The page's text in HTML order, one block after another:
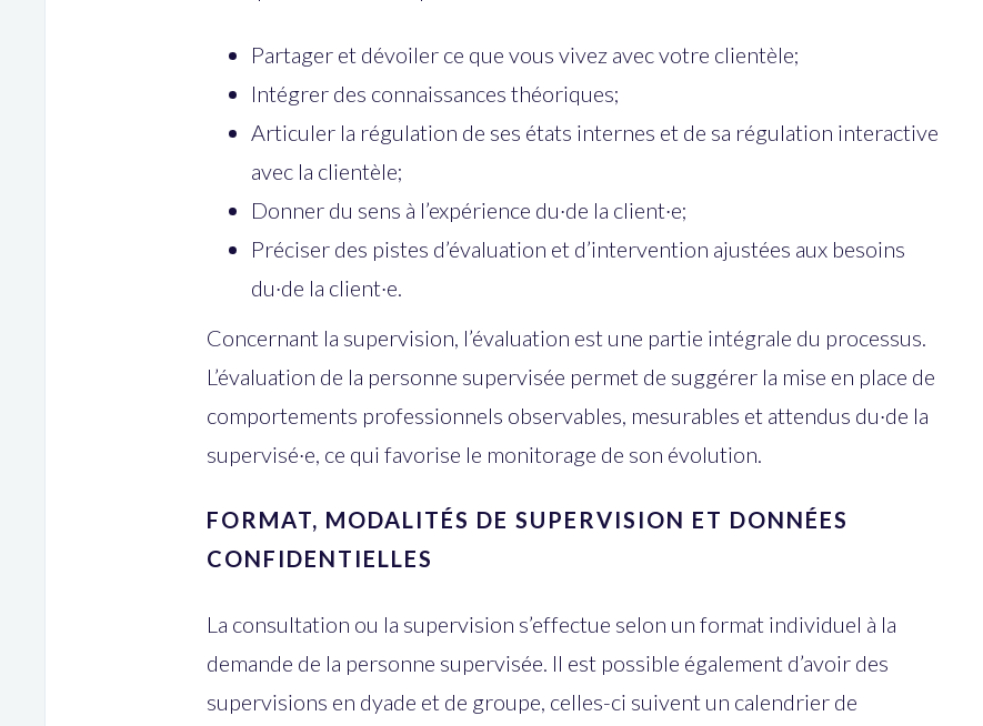
Partager et dévoiler ce que vous vivez avec votre clientèle;
Intégrer des connaissances théoriques;
Articuler la régulation de ses états internes et de sa régulation interactive
avec la clientèle;
Donner du sens à l’expérience du·de la client·e;
Préciser des pistes d’évaluation et d’intervention ajustées aux besoins
du·de la client·e.
Concernant la supervision, l’évaluation est une partie intégrale du processus.
L’évaluation de la personne supervisée permet de suggérer la mise en place de
comportements professionnels observables, mesurables et attendus du·de la
supervisé·e, ce qui favorise le monitorage de son évolution.
FORMAT, MODALITÉS DE SUPERVISION ET DONNÉES
CONFIDENTIELLES
La consultation ou la supervision s’effectue selon un format individuel à la
demande de la personne supervisée. Il est possible également d’avoir des
supervisions en dyade et de groupe, celles-ci suivent un calendrier de